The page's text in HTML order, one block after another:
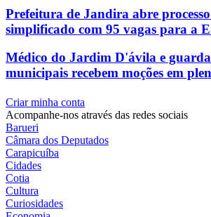
Prefeitura de Jandira abre
simplificado com 95 vagas para a
Médico do Jardim D'ávila e
municipais recebem moções em
Criar minha conta
Acompanhe-nos através das redes sociais
Barueri
Câmara dos Deputados
Carapicuíba
Cidades
Cotia
Cultura
Curiosidades